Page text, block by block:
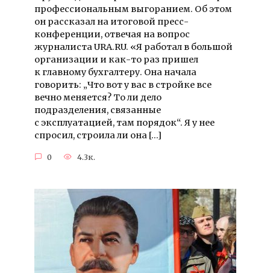
профессиональным выгоранием. Об этом
он рассказал на итоговой пресс-
конференции, отвечая на вопрос
журналиста URA.RU. «Я работал в большой
организации и как-то раз пришел
к главному бухгалтеру. Она начала
говорить: „Что вот у вас в стройке все
вечно меняется? То ли дело
подразделения, связанные
с эксплуатацией, там порядок“. Я у нее
спросил, строила ли она […]
0 4.3к.